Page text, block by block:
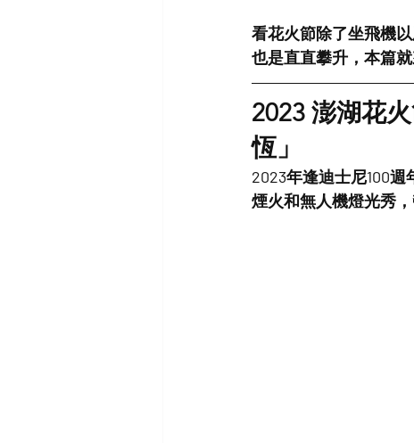
看花火節除了坐飛機
也是直直攀升，本篇
2023 澎湖花
恆」
2023年逢迪士尼100
煙火和無人機燈光秀